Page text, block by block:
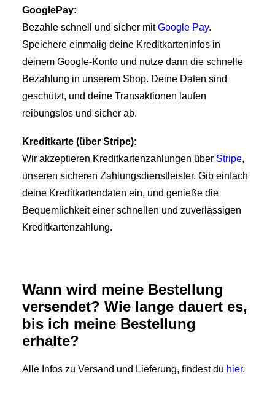
GooglePay:
Bezahle schnell und sicher mitGoogle Pay.
Speichere einmalig deine Kreditkarteninfos in
deinem Google-Konto und nutze dann die schnelle
Bezahlung in unserem Shop. Deine Daten sind
geschützt, und deine Transaktionen laufen
reibungslos und sicher ab.
Kreditkarte (über Stripe):
Wir akzeptieren Kreditkartenzahlungen über Stripe,
unseren sicheren Zahlungsdienstleister. Gib einfach
deine Kreditkartendaten ein, und genieße die
Bequemlichkeit einer schnellen und zuverlässigen
Kreditkartenzahlung.
Wann wird meine Bestellung
versendet? Wie lange dauert es,
bis ich meine Bestellung
erhalte?
Alle Infos zu Versand und Lieferung, findest du hier.